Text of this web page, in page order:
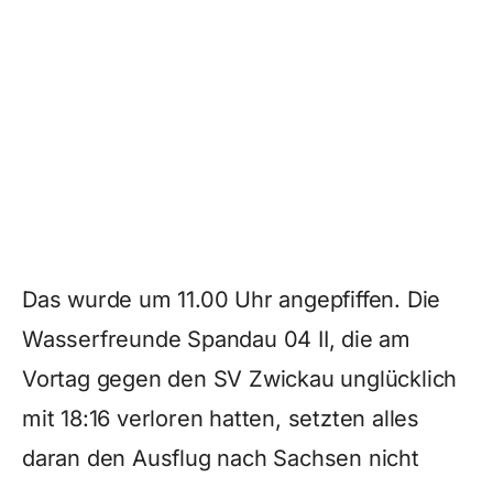
Das wurde um 11.00 Uhr angepfiffen. Die
Wasserfreunde Spandau 04 II, die am
Vortag gegen den SV Zwickau unglücklich
mit 18:16 verloren hatten, setzten alles
daran den Ausflug nach Sachsen nicht